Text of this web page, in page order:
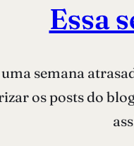
Essa
semana
os posts do